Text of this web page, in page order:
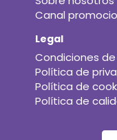
Canal
Legal
Condiciones
Política de
Política de
Política de